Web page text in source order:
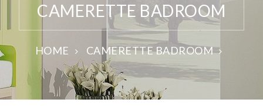
CAMERETTE BADROOM
HOME CAMERETTE BADROOM